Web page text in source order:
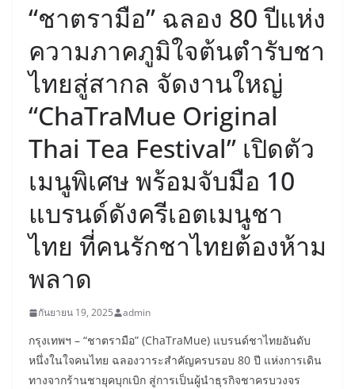
“ชาตรามือ” ฉลอง 80 ปีแห่ง
ความภาคภูมิใจต้นตำรับชา
ไทยสู่สากล จัดงานใหญ่
“ChaTraMue Original
Thai Tea Festival” เปิดตัว
เมนูพิเศษ พร้อมจับมือ 10
แบรนด์ดังครีเอตเมนูชา
ไทย ที่คนรักชาไทยต้องห้าม
พลาด
กันยายน 19, 2025 admin
กรุงเทพฯ – “ชาตรามือ” (ChaTraMue) แบรนด์ชาไทยอันดับ
หนึ่งในใจคนไทย ฉลองวาระสำคัญครบรอบ 80 ปี แห่งการเดิน
ทางจากร้านชายุคบุกเบิก สู่การเป็นผู้นำธุรกิจชาครบวงจร